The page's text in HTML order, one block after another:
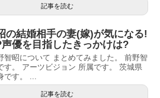
記事を読む
の結婚相手の妻(嫁)が気になる!
優を目指したきっかけは?
智昭について まとめてみました。 前野智
す。 アーツビジョン 所属です。 茨城県
です。 ...
記事を読む